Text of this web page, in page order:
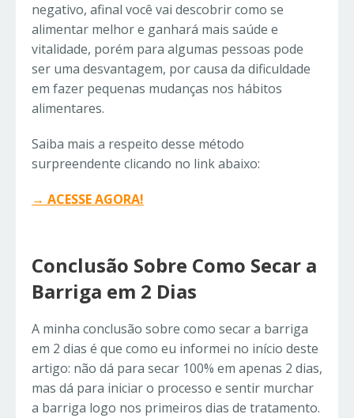
negativo, afinal você vai descobrir como se
alimentar melhor e ganhará mais saúde e
vitalidade, porém para algumas pessoas pode
ser uma desvantagem, por causa da dificuldade
em fazer pequenas mudanças nos hábitos
alimentares.
Saiba mais a respeito desse método
surpreendente clicando no link abaixo:
→ ACESSE AGORA!
Conclusão Sobre Como Secar a
Barriga em 2 Dias
A minha conclusão sobre como secar a barriga
em 2 dias é que como eu informei no início deste
artigo: não dá para secar 100% em apenas 2 dias,
mas dá para iniciar o processo e sentir murchar
a barriga logo nos primeiros dias de tratamento.